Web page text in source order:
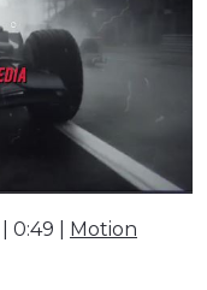
0:49 | Motion